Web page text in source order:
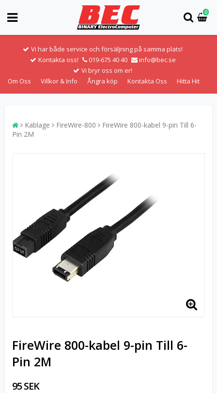
0
Vi har både service och försäljning på samma plats!
Kontakta oss!
019-675 40 40
info@bec.se
Vi bryr oss om er!
Om Oss
Villkor & Info Ångra köp Kontakta Oss Hitta Hit
Kablage FireWire-800
FireWire 800-kabel 9-pin Till 6-
Pin 2M
FireWire 800-kabel 9-pin Till 6-
Pin 2M
95 SEK